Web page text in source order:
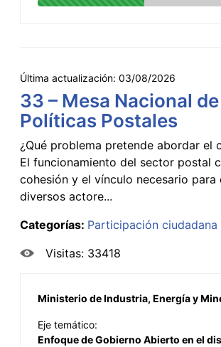
Última actualización: 03/08/2026
33 – Mesa Nacional de
Políticas Postales
¿Qué problema pretende abordar el
El funcionamiento del sector postal
cohesión y el vínculo necesario para
diversos actore...
Categorías: Participación ciudadana
Visitas: 33418
Ministerio de Industria, Energía y
Eje temático:
Enfoque de Gobierno Abierto en el